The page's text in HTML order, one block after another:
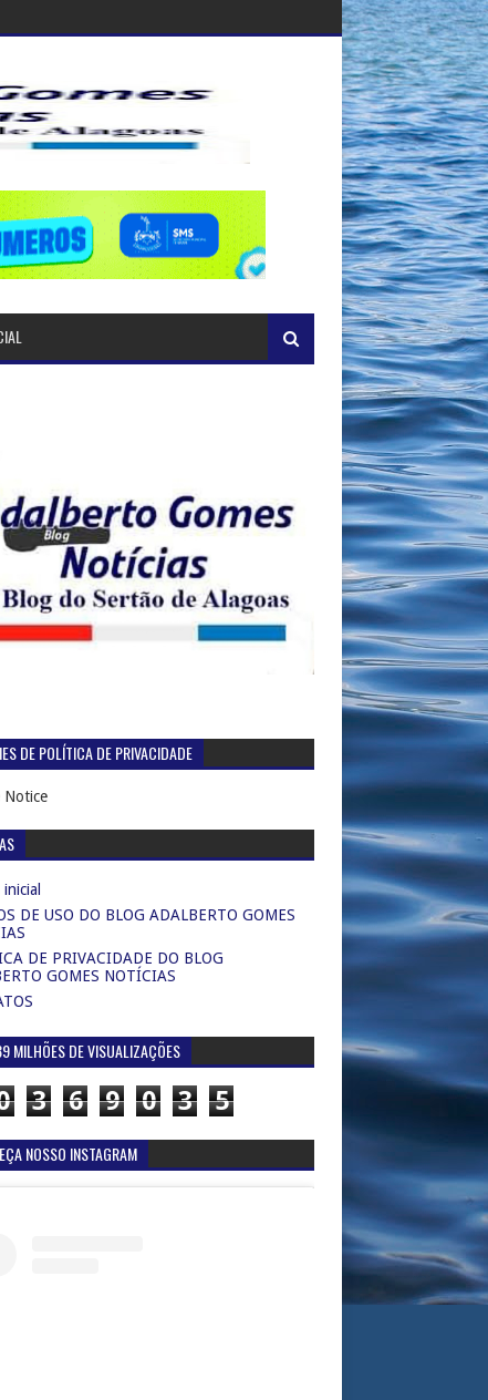
DE POLÍTICA DE PRIVACIDADE
Notice
DE USO DO BLOG ADALBERTO GOMES
DE PRIVACIDADE DO BLOG
GOMES NOTÍCIAS
MILHÕES DE VISUALIZAÇÕES
3 6 9 0 3 5
NOSSO INSTAGRAM